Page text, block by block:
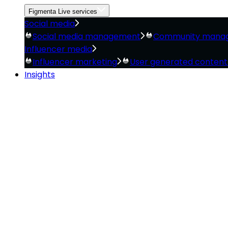
Figmenta Live services
Social media
Social media management
Community
Influencer media
Influencer marketing
User generated
Insights